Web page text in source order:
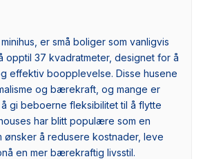
er små boliger som vanligvis
opptil 37 kvadratmeter, designet for å
effektiv boopplevelse. Disse husene
og bærekraft, og mange er
gi beboerne fleksibilitet til å flytte
har blitt populære som en
ønsker å redusere kostnader, leve
en mer bærekraftig livsstil.